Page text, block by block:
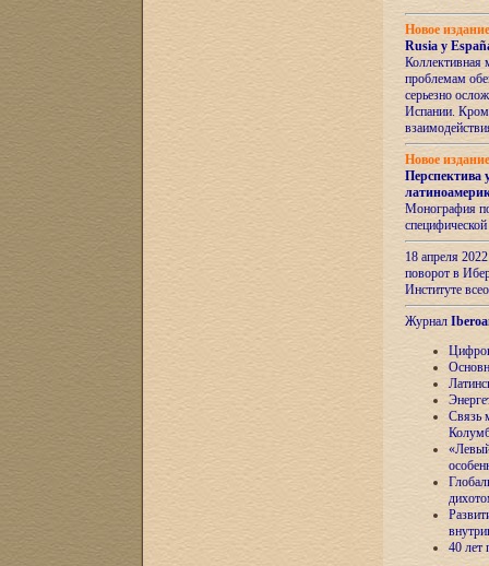
Новое
Rusia y
Коллективная
проблемам
серьезно
Испании.
Новое
Перспектива
Монография
18 апреля
поворот в
Институте
Журнал
Связь
40 лет